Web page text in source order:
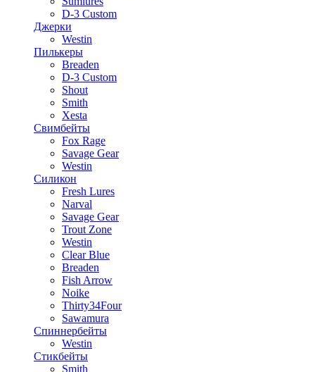
D-3 Custom
Джерки
Westin
Пилькеры
Breaden
D-3 Custom
Shout
Smith
Xesta
Свимбейты
Fox Rage
Savage Gear
Westin
Силикон
Fresh Lures
Narval
Savage Gear
Trout Zone
Westin
Clear Blue
Breaden
Fish Arrow
Noike
Thirty34Four
Sawamura
Спиннербейты
Westin
Стикбейты
Smith